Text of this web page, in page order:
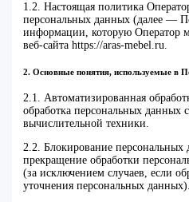
1.2. Настоящая политика
персональных данных (далее —
информации, которую Оператор
веб-сайта https://aras-mebel.ru.
2. Основные понятия, используемые в
2.1. Автоматизированная
обработка персональных данных
вычислительной техники.
2.2. Блокирование
прекращение обработки
(за исключением случаев, если
уточнения персональных данных).